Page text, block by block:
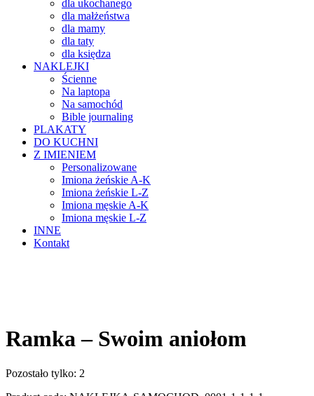
dla ukochanego
dla małżeństwa
dla mamy
dla taty
dla księdza
NAKLEJKI
Ścienne
Na laptopa
Na samochód
Bible journaling
PLAKATY
DO KUCHNI
Z IMIENIEM
Personalizowane
Imiona żeńskie A-K
Imiona żeńskie L-Z
Imiona męskie A-K
Imiona męskie L-Z
INNE
Kontakt
Ramka – Swoim aniołom
Pozostało tylko: 2